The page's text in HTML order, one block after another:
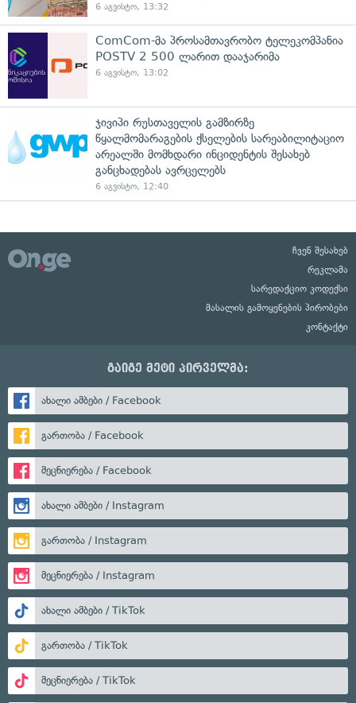
6 აგვისტო, 13:32
ComCom-მა პროსამთავრობო ტელეკომპანია
POSTV 2 500 ლარით დააჯარიმა
6 აგვისტო, 13:02
ჯივიპი რუსთაველის გამზირზე
წყალმომარაგების ქსელების სარეაბილიტაციო
არეალში მომხდარი ინციდენტის შესახებ
განცხადებას ავრცელებს
6 აგვისტო, 12:40
ჩვენ შესახებ
რეკლამა
სარედაქციო კოდექსი
მასალის გამოყენების პირობები
კონტაქტი
გაიგე მეტი პირველმა:
ახალი ამბები / Facebook
გართობა / Facebook
მეცნიერება / Facebook
ახალი ამბები / Instagram
გართობა / Instagram
მეცნიერება / Instagram
ახალი ამბები / TikTok
გართობა / TikTok
მეცნიერება / TikTok